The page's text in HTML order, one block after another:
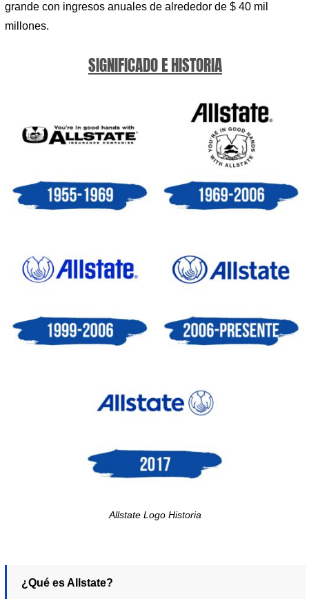
grande con ingresos anuales de alrededor de $ 40 mil
millones.
SIGNIFICADO E HISTORIA
Allstate Logo Historia
¿Qué es Allstate?